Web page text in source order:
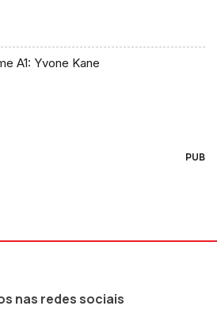
A1: Yvone Kane
PUB
nas redes sociais